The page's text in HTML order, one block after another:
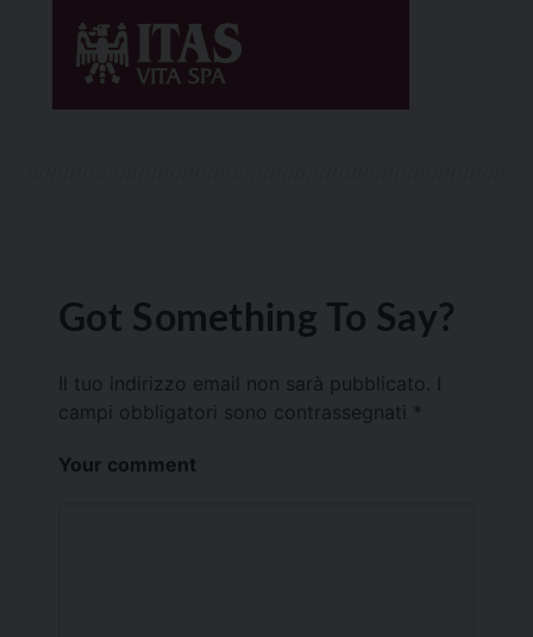
Got Something To Say?
Il tuo indirizzo email non sarà pubblicato.
campi obbligatori sono contrassegnati *
Your comment